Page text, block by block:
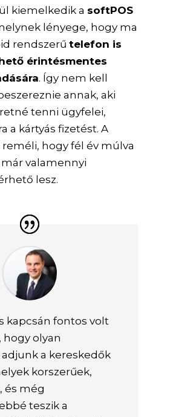
kiemelkedik a softPOS
lényege, hogy ma
rendszerűtelefon is
érintésmentes
. Így nem kell
annak, aki
tenni ügyfelei,
a kártyás fizetést. A
hogy fél év múlva
valamennyi
lesz.
kapcsán fontos volt
hogy olyan
a kereskedők
korszerűek,
és még
teszik a